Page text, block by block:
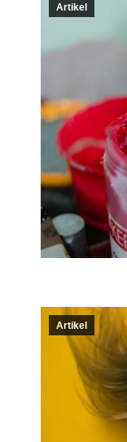
Artikel
Artikel